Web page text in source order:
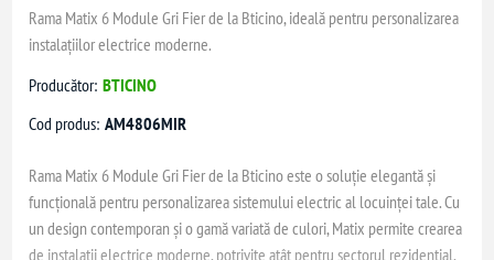
Rama Matix 6 Module Gri Fier de la Bticino, ideală pentru personalizarea
instalațiilor electrice moderne.
Producător: BTICINO
Cod produs: AM4806MIR
Rama Matix 6 Module Gri Fier de la Bticino este o soluție elegantă și
funcțională pentru personalizarea sistemului electric al locuinței tale. Cu
un design contemporan și o gamă variată de culori, Matix permite crearea
de instalații electrice moderne, potrivite atât pentru sectorul rezidențial,